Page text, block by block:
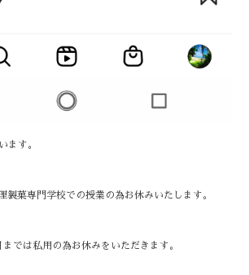
ます。
菓専門学校での授業の為お休みいたします。
では私用の為お休みをいただきます。